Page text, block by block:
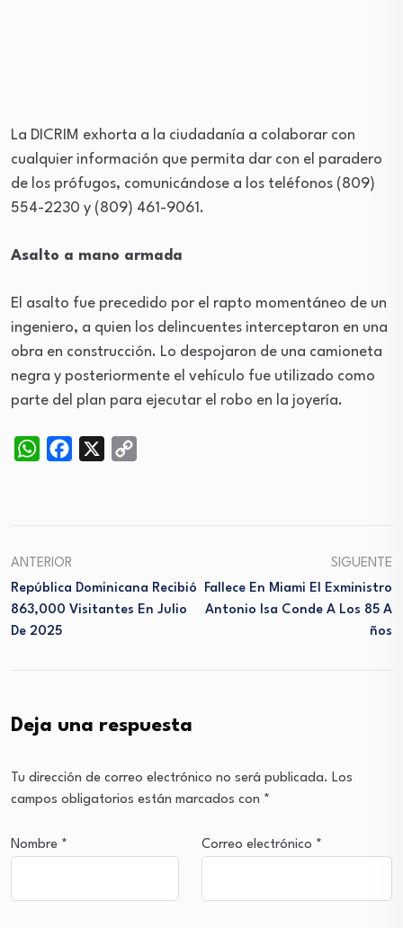
La DICRIM exhorta a la ciudadanía a colaborar con
cualquier información que permita dar con el paradero
de los prófugos, comunicándose a los teléfonos (809)
554-2230 y (809) 461-9061.
Asalto a mano armada
El asalto fue precedido por el rapto momentáneo de un
ingeniero, a quien los delincuentes interceptaron en una
obra en construcción. Lo despojaron de una camioneta
negra y posteriormente el vehículo fue utilizado como
parte del plan para ejecutar el robo en la joyería.
WhatsAppFacebook
ANTERIOR
República Dominicana Recibió
863,000 Visitantes En Julio
De 2025
SIGUENTE
Fallece En Miami El Exministro
Antonio Isa Conde A Los 85 A
Ños
Deja una respuesta
Tu dirección de correo electrónico no será publicada. Los
campos obligatorios están marcados con *
Nombre * Correo electrónico *